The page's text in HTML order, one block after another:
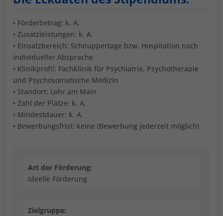
• Förderbetrag: k. A.
• Zusatzleistungen: k. A.
• Einsatzbereich: Schnuppertage bzw. Hospitation nach
individueller Absprache
• Klinikprofil: Fachklinik für Psychiatrie, Psychotherapie
und Psychosomatische Medizin
• Standort: Lohr am Main
• Zahl der Plätze: k. A.
• Mindestdauer: k. A.
• Bewerbungsfrist: keine (Bewerbung jederzeit möglich)
Art der Förderung:
Ideelle Förderung
Zielgruppe: